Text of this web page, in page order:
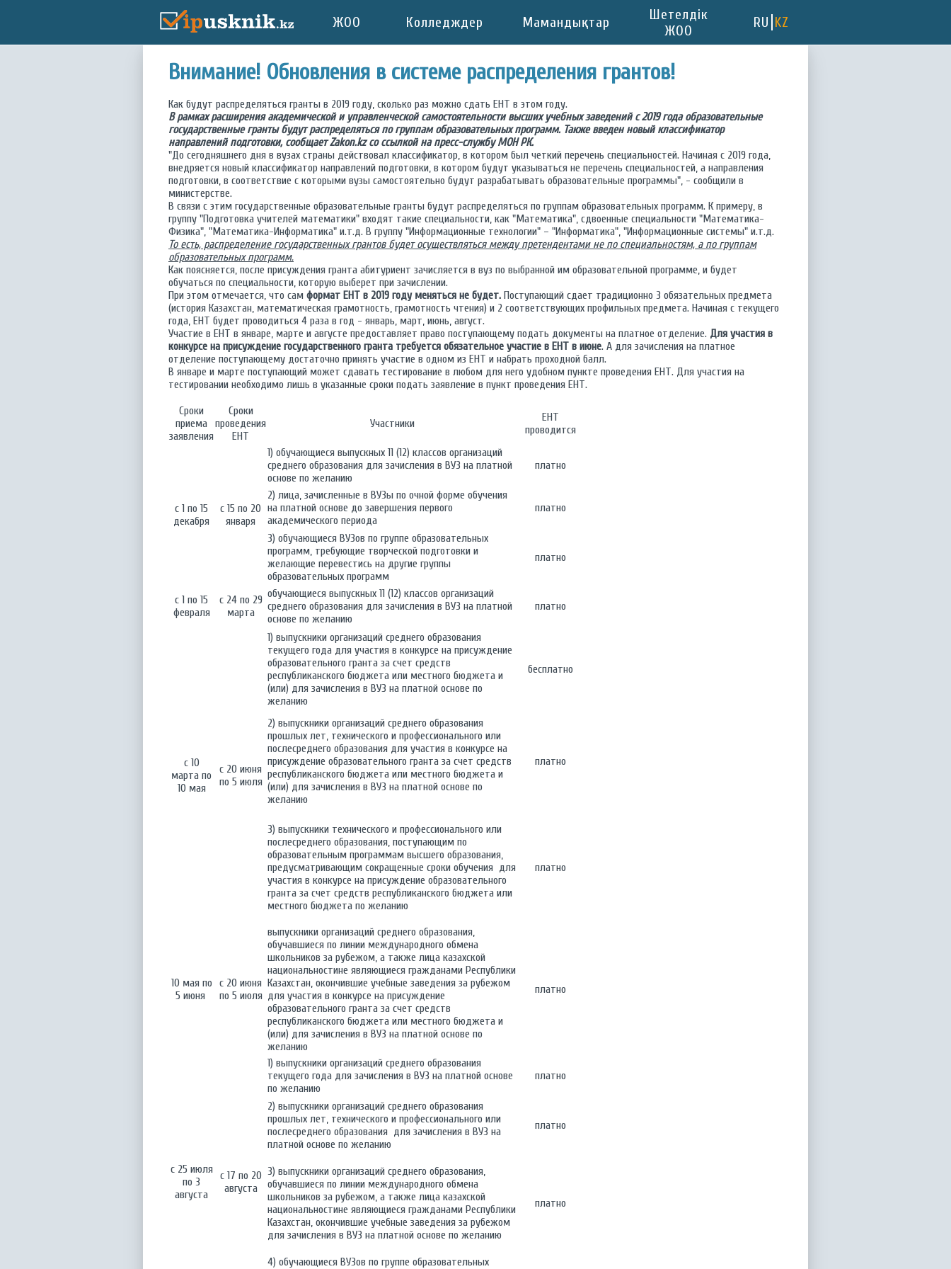
ЖОО Колледждер Мамандықтар
Шетелдік
ЖОО
RU KZ
Внимание! Обновления в системе распределения грантов!
Как будут распределяться гранты в 2019 году, сколько раз можно сдать ЕНТ в этом году.
В рамках расширения академической и управленческой самостоятельности высших учебных заведений с 2019 года образовательные
государственные гранты будут распределяться по группам образовательных программ. Также введен новый классификатор
направлений подготовки, сообщает Zakon.kz со ссылкой на пресс-службу МОН РК.
"До сегодняшнего дня в вузах страны действовал классификатор, в котором был четкий перечень специальностей. Начиная с 2019 года,
внедряется новый классификатор направлений подготовки, в котором будут указываться не перечень специальностей, а направления
подготовки, в соответствие с которыми вузы самостоятельно будут разрабатывать образовательные программы", - сообщили в
министерстве.
В связи с этим государственные образовательные гранты будут распределяться по группам образовательных программ. К примеру, в
группу "Подготовка учителей математики" входят такие специальности, как "Математика", сдвоенные специальности "Математика-
Физика", "Математика-Информатика" и.т.д. В группу "Информационные технологии" – "Информатика", "Информационные системы" и.т.д.
То есть, распределение государственных грантов будет осуществляться между претендентами не по специальностям, а по группам
образовательных программ.
Как поясняется, после присуждения гранта абитуриент зачисляется в вуз по выбранной им образовательной программе, и будет
обучаться по специальности, которую выберет при зачислении.
При этом отмечается, что сам формат ЕНТ в 2019 году меняться не будет. Поступающий сдает традиционно 3 обязательных предмета
(история Казахстан, математическая грамотность, грамотность чтения) и 2 соответствующих профильных предмета. Начиная с текущего
года, ЕНТ будет проводиться 4 раза в год - январь, март, июнь, август.
Участие в ЕНТ в январе, марте и августе предоставляет право поступающему подать документы на платное отделение. Для участия в
конкурсе на присуждение государственного гранта требуется обязательное участие в ЕНТ в июне. А для зачисления на платное
отделение поступающему достаточно принять участие в одном из ЕНТ и набрать проходной балл.
В январе и марте поступающий может сдавать тестирование в любом для него удобном пункте проведения ЕНТ. Для участия на
тестировании необходимо лишь в указанные сроки подать заявление в пункт проведения ЕНТ.
Сроки
приема
заявления
Сроки
проведения
ЕНТ
Участники
ЕНТ
проводится
с 1 по 15
декабря
с 15 по 20
января
1) обучающиеся выпускных 11 (12) классов организаций
среднего образования для зачисления в ВУЗ на платной
основе по желанию
2) лица, зачисленные в ВУЗы по очной форме обучения
на платной основе до завершения первого
академического периода
3) обучающиеся ВУЗов по группе образовательных
программ, требующие творческой подготовки и
желающие перевестись на другие группы
образовательных программ
платно
платно
платно
с 1 по 15
февраля
с 24 по 29
марта
обучающиеся выпускных 11 (12) классов организаций
среднего образования для зачисления в ВУЗ на платной
основе по желанию
платно
с 10
марта по
10 мая
с 20 июня
по 5 июля
1) выпускники организаций среднего образования
текущего года для участия в конкурсе на присуждение
образовательного гранта за счет средств
республиканского бюджета или местного бюджета и
(или) для зачисления в ВУЗ на платной основе по
желанию
2) выпускники организаций среднего образования
прошлых лет, технического и профессионального или
послесреднего образования для участия в конкурсе на
присуждение образовательного гранта за счет средств
республиканского бюджета или местного бюджета и
(или) для зачисления в ВУЗ на платной основе по
желанию
3) выпускники технического и профессионального или
послесреднего образования, поступающим по
образовательным программам высшего образования,
предусматривающим сокращенные сроки обучения для
участия в конкурсе на присуждение образовательного
гранта за счет средств республиканского бюджета или
местного бюджета по желанию
бесплатно
платно
платно
10 мая по
5 июня
с 20 июня
по 5 июля
выпускники организаций среднего образования,
обучавшиеся по линии международного обмена
школьников за рубежом, а также лица казахской
национальностине являющиеся гражданами Республики
Казахстан, окончившие учебные заведения за рубежом
для участия в конкурсе на присуждение
образовательного гранта за счет средств
республиканского бюджета или местного бюджета и
(или) для зачисления в ВУЗ на платной основе по
желанию
платно
с 25 июля
по 3
августа
с 17 по 20
августа
1) выпускники организаций среднего образования
текущего года для зачисления в ВУЗ на платной основе
по желанию
2) выпускники организаций среднего образования
прошлых лет, технического и профессионального или
послесреднего образования для зачисления в ВУЗ на
платной основе по желанию
3) выпускники организаций среднего образования,
обучавшиеся по линии международного обмена
школьников за рубежом, а также лица казахской
национальностине являющиеся гражданами Республики
Казахстан, окончившие учебные заведения за рубежом
для зачисления в ВУЗ на платной основе по желанию
4) обучающиеся ВУЗов по группе образовательных
платно
платно
платно